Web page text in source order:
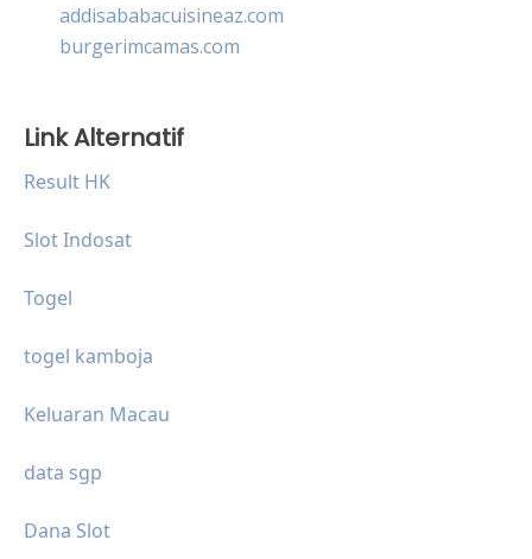
addisababacuisineaz.com
burgerimcamas.com
Link Alternatif
Result HK
Slot Indosat
Togel
togel kamboja
Keluaran Macau
data sgp
Dana Slot